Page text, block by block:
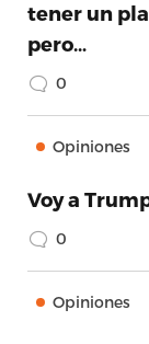
tener un
pero…
0
Opiniones
Voy a
0
Opiniones